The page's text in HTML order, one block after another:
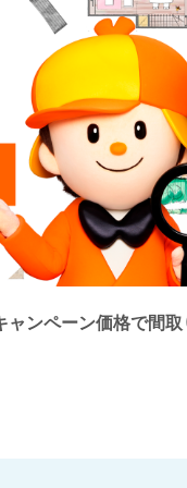
ンペーン価格で間取